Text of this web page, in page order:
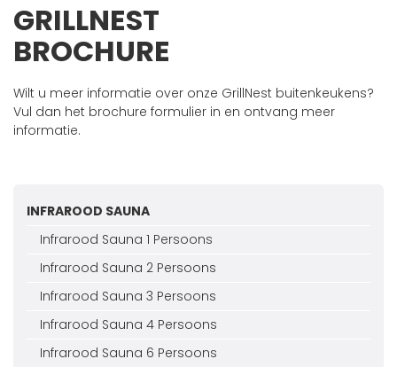
GRILLNEST
BROCHURE
Wilt u meer informatie over onze GrillNest buitenkeukens?
Vul dan het brochure formulier in en ontvang meer
informatie.
INFRAROOD SAUNA
Infrarood Sauna 1 Persoons
Infrarood Sauna 2 Persoons
Infrarood Sauna 3 Persoons
Infrarood Sauna 4 Persoons
Infrarood Sauna 6 Persoons